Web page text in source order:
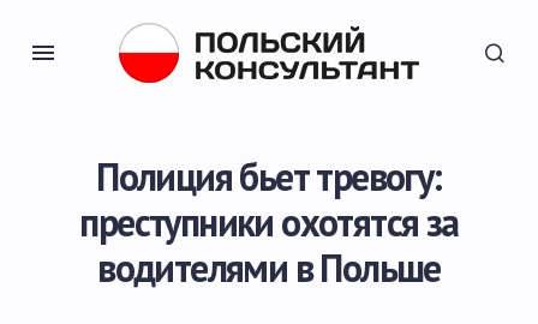
Полиция бьет тревогу:
преступники охотятся за
водителями в Польше